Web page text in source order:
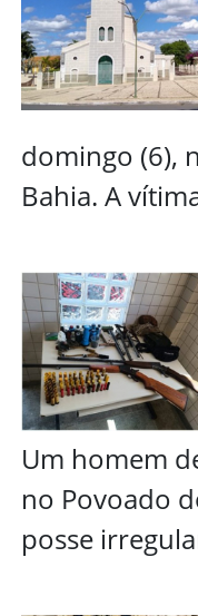
domingo (6),
Bahia. A
Um homem
no Povoado
posse